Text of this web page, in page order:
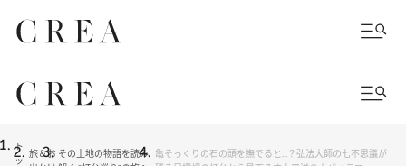
ト
ッ
旅＆お その土地の物語を読み 亀そっくりの石の頭を撫でると…？弘法大師の七不思議が